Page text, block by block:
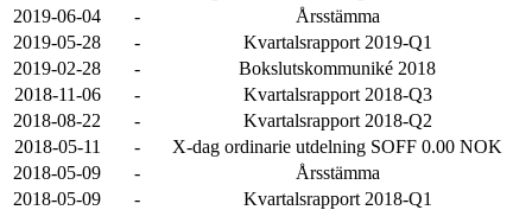
2019-06-04
-
Årsstämma
2019-05-28
-
Kvartalsrapport 2019-Q1
2019-02-28
-
Bokslutskommuniké 2018
2018-11-06
-
Kvartalsrapport 2018-Q3
2018-08-22
-
Kvartalsrapport 2018-Q2
2018-05-11
-
X-dag ordinarie utdelning SOFF 0.00 NOK
2018-05-09
-
Årsstämma
2018-05-09
-
Kvartalsrapport 2018-Q1